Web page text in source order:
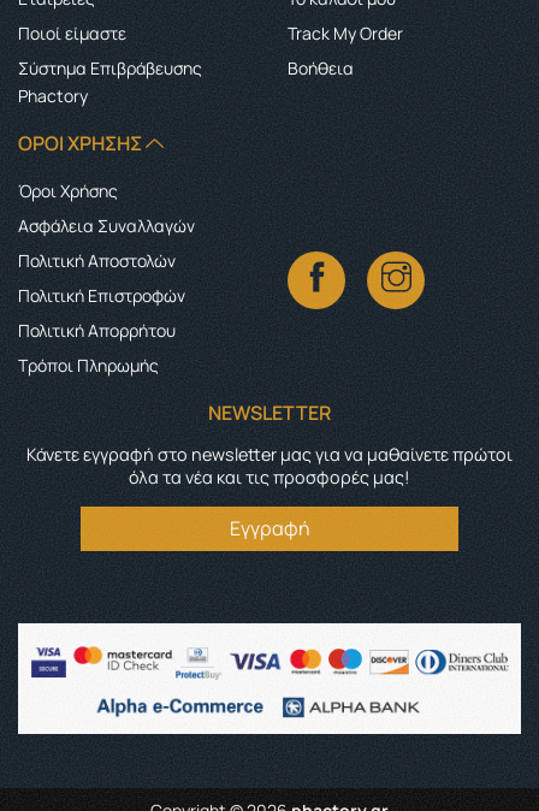
Ποιοί είμαστε
Σύστημα Επιβράβευσης
Phactory
Track My Order
Boήθεια
ΌΡΟΙ ΧΡΉΣΗΣ
Όροι Χρήσης
Ασφάλεια Συναλλαγών
Πολιτική Αποστολών
Πολιτική Επιστροφών
Πολιτική Απορρήτου
Τρόποι Πληρωμής
NEWSLETTER
Κάνετε εγγραφή στο newsletter μας για να μαθαίνετε πρώτοι
όλα τα νέα και τις προσφορές μας!
Εγγραφή